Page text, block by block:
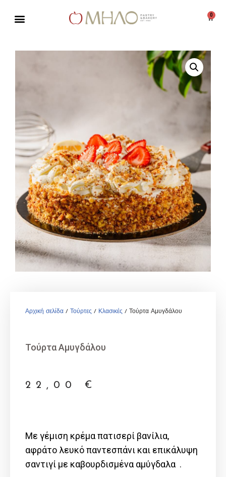
περιεχόμενο
0
Αρχική σελίδα / Τούρτες / Κλασικές / Τούρτα Αμυγδάλου
Τούρτα Αμυγδάλου
22,00 €
Με γέμιση κρέμα πατισερί βανίλια,
αφράτο λευκό παντεσπάνι και επικάλυψη
σαντιγί με καβουρδισμένα αμύγδαλα .